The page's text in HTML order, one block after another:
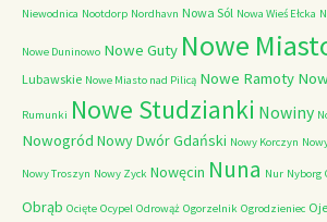
Niewodnica Nootdorp Nordhavn Nowa Sól Nowa Wieś Ełcka
Nowe Duninowo Nowe Guty Nowe
Lubawskie Nowe Miasto nad Pilicą Nowe Ramoty
Rumunki Nowe Studzianki Nowiny
Nowogród Nowy Dwór Gdański Nowy Korczyn
Nowy Troszyn Nowy Zyck Nowęcin Nuna Nur Nyborg
Obrąb Ocięte Ocypel Odrowąż Ogorzelnik Ogrodzieniec